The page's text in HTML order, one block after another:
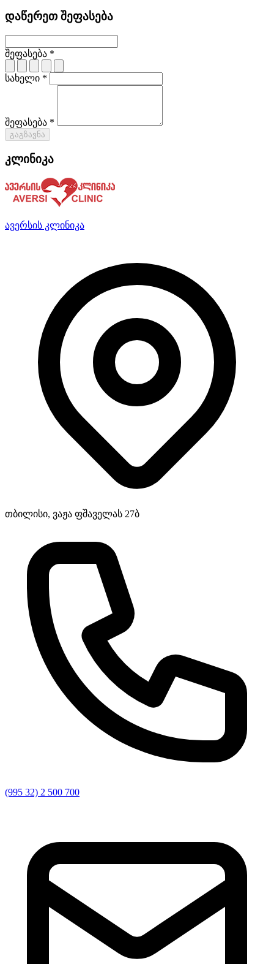
დაწერეთ შეფასება
შეფასება *
სახელი *
შეფასება *
გაგზავნა
კლინიკა
ავერსის კლინიკა
თბილისი, ვაჟა ფშაველას 27ბ
(995 32) 2 500 700